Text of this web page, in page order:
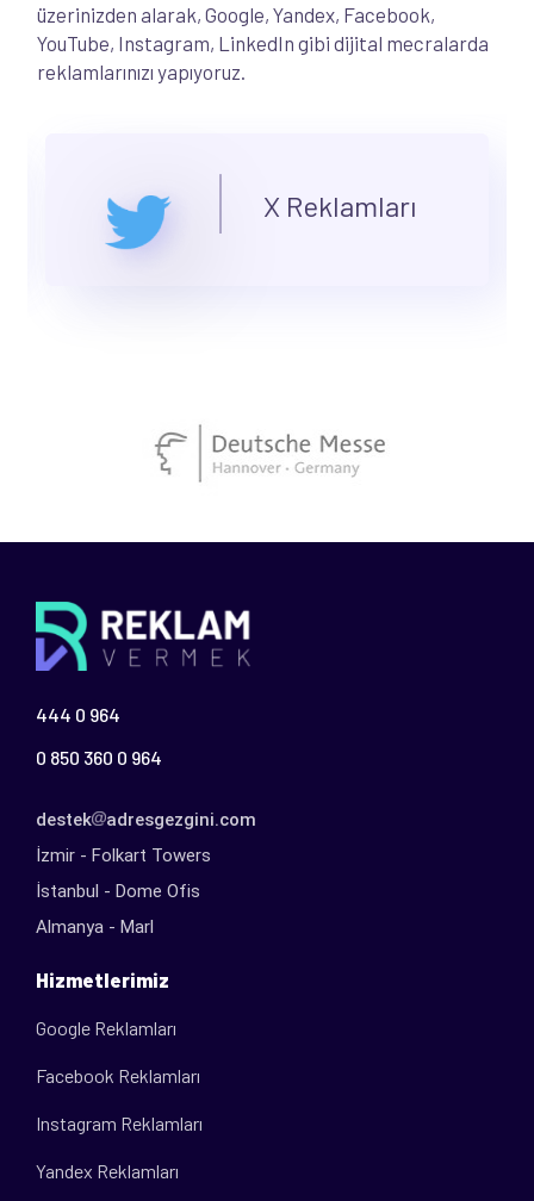
üzerinizden alarak, Google, Yandex, Facebook,
YouTube, Instagram, LinkedIn gibi dijital mecralarda
reklamlarınızı yapıyoruz.
X Reklamları
444 0 964
0 850 360 0 964
destek
adresgezgini.com
İzmir - Folkart Towers
İstanbul - Dome Ofis
Almanya - Marl
Hizmetlerimiz
Google Reklamları
Facebook Reklamları
Instagram Reklamları
Yandex Reklamları